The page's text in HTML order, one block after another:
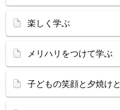
楽しく学ぶ
メリハリをつけて学ぶ
子どもの笑顔と夕焼けと